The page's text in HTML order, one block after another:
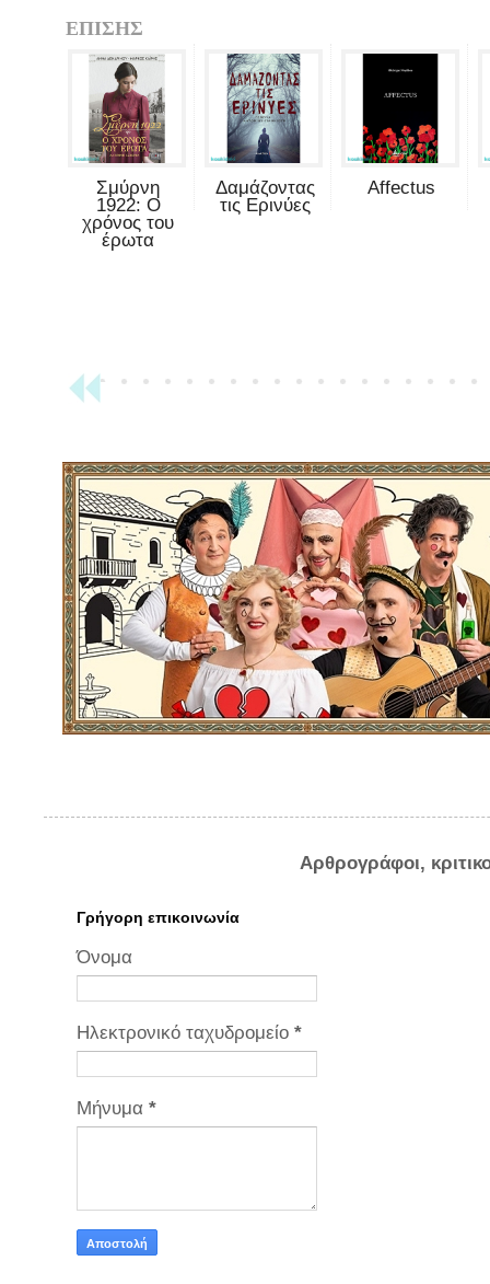
ΕΠΙΣΗΣ
Σμύρνη
1922: Ο
χρόνος του
έρωτα
Δαμάζοντας
τις Ερινύες
Affectus
Αρθρογράφοι,
Γρήγορη επικοινωνία
Όνομα
Ηλεκτρονικό ταχυδρομείο *
Μήνυμα *